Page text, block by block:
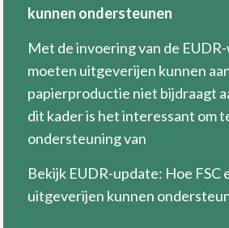
kunnen ondersteunen
Met de invoering van de
moeten uitgeverijen kunnen
papierproductie niet bijdraagt
dit kader is het interessant om
ondersteuning van
Bekijk EUDR-update: Hoe FSC
uitgeverijen kunnen